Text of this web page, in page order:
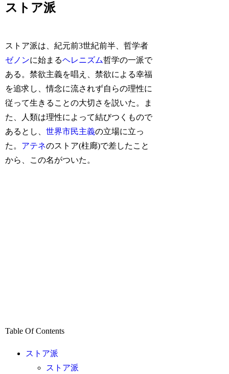
ストア派
ストア派は、紀元前3世紀前半、哲学者
ゼノンに始まるヘレニズム哲学の一派で
ある。禁欲主義を唱え、禁欲による幸福
を追求し、情念に流されず自らの理性に
従って生きることの大切さを説いた。ま
た、人類は理性によって結びつくもので
あるとし、世界市民主義の立場に立っ
た。 アテネのストア(柱廊)で差したこと
から、この名がついた。
Table Of Contents
ストア派
ストア派